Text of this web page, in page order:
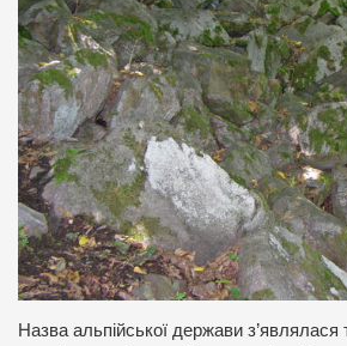
Назва альпійської держави з’являлася